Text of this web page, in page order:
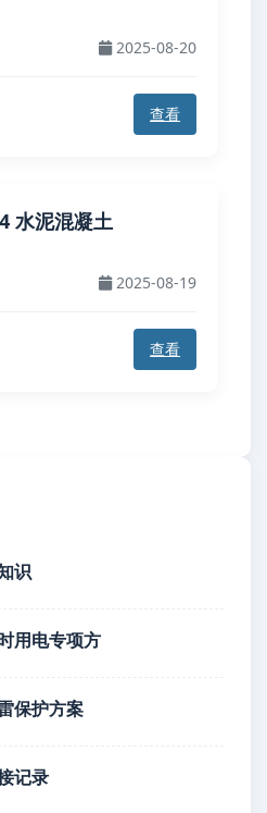
2025-08-20
查看
水泥混凝土
2025-08-19
查看
识
用电专项方
保护方案
记录